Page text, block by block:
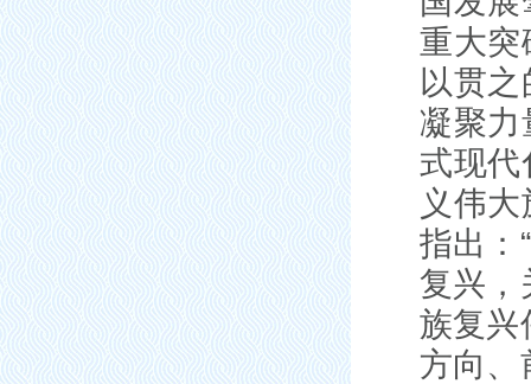
重大突
以贯
凝聚力
式现代
义伟
指出：
复兴，
族复兴
方向、